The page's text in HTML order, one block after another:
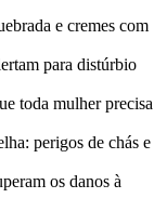
e cremes com
para distúrbio
toda mulher precisa
perigos de chás e
os danos à